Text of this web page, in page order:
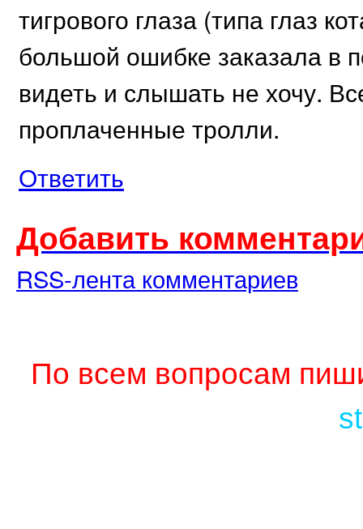
тигрового глаза (типа глаз
большой ошибке заказала в
видеть и слышать не хочу.
проплаченные тролли.
Ответить
Добавить
RSS-лента комментариев
По всем вопросам